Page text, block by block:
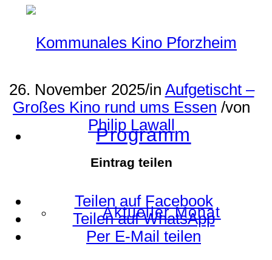
Programm
Aktueller Monat
26. November 2025/in Aufgetischt –
Großes Kino rund ums Essen /von
Philip Lawall
Eintrag teilen
Teilen auf Facebook
Teilen auf WhatsApp
Per E-Mail teilen